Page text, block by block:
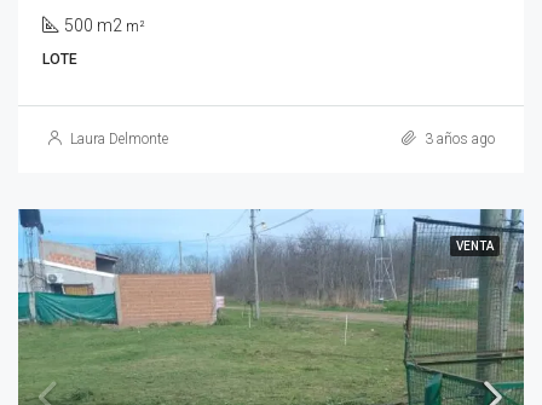
500 m2 m²
LOTE
Laura Delmonte 3 años ago
VENTA